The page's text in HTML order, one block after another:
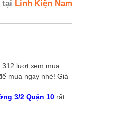
tại Linh Kiện Nam
312 lượt xem mua
mua ngay nhé! Giá
3/2 Quận 10rất